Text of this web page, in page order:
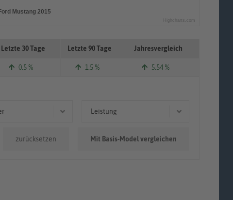
Mustang 2015
Highcharts.com
Letzte 30 Tage Letzte 90 Tage Jahresvergleich
0.5 % 1.5 % 5.54 %
Leistung
zurücksetzen Mit Basis-Model vergleichen